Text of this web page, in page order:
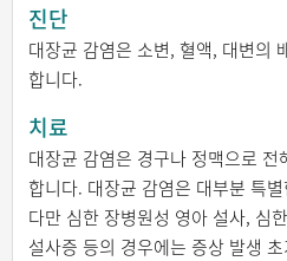
진단
대장균 감염은 소변, 혈액, 대변의
합니다.
치료
대장균 감염은 경구나 정맥으로
합니다. 대장균 감염은 대부분 특
다만 심한 장병원성 영아 설사, 심
설사증 등의 경우에는 증상 발생